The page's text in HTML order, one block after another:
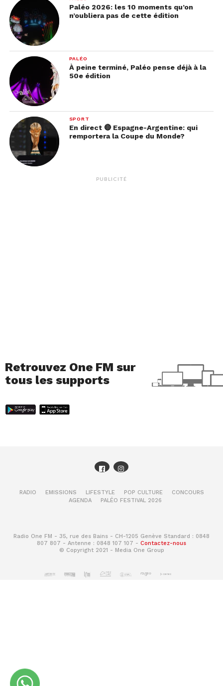
Paléo 2026: les 10 moments qu’on
n’oubliera pas de cette édition
PALÉO
À peine terminé, Paléo pense déjà à la
50e édition
SPORT
En direct 🔴 Espagne-Argentine: qui
remportera la Coupe du Monde?
PUBLICITÉ
Retrouvez One FM sur
tous les supports
RADIO EMISSIONS LIFESTYLE POP CULTURE
CONCOURS
AGENDA
PALÉO FESTIVAL 2026
Radio One FM - 35, rue des Bains - CH-1205 Genève Standard : 0848
807 807 - Antenne : 0848 107 107 - Contactez-nous
© Copyright 2021 - Media One Group